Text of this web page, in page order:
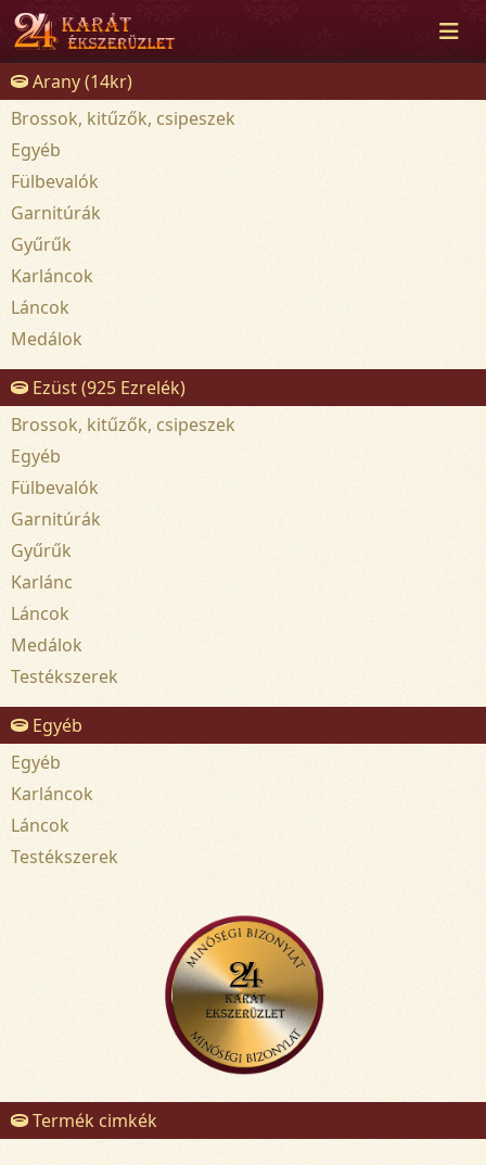
Arany (14kr)
Brossok, kitűzők, csipeszek
Egyéb
Fülbevalók
Garnitúrák
Gyűrűk
Karláncok
Láncok
Medálok
Ezüst (925 Ezrelék)
Brossok, kitűzők, csipeszek
Egyéb
Fülbevalók
Garnitúrák
Gyűrűk
Karlánc
Láncok
Medálok
Testékszerek
Egyéb
Egyéb
Karláncok
Láncok
Testékszerek
Termék cimkék